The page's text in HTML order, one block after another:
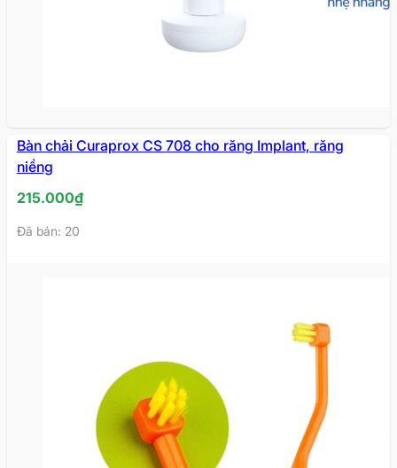
Bàn chải Curaprox CS 708 cho răng Implant, răng
niềng
215.000₫
Đã bán: 20